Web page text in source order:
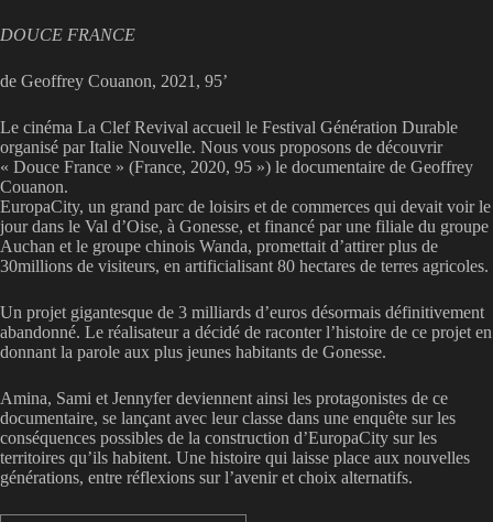
DOUCE FRANCE
de Geoffrey Couanon, 2021, 95’
Le cinéma La Clef Revival accueil le Festival Génération Durable
organisé par Italie Nouvelle. Nous vous proposons de découvrir
« Douce France » (France, 2020, 95 ») le documentaire de Geoffrey
Couanon.
EuropaCity, un grand parc de loisirs et de commerces qui devait voir le
jour dans le Val d’Oise, à Gonesse, et financé par une filiale du groupe
Auchan et le groupe chinois Wanda, promettait d’attirer plus de
30millions de visiteurs, en artificialisant 80 hectares de terres agricoles.
Un projet gigantesque de 3 milliards d’euros désormais définitivement
abandonné. Le réalisateur a décidé de raconter l’histoire de ce projet en
donnant la parole aux plus jeunes habitants de Gonesse.
Amina, Sami et Jennyfer deviennent ainsi les protagonistes de ce
documentaire, se lançant avec leur classe dans une enquête sur les
conséquences possibles de la construction d’EuropaCity sur les
territoires qu’ils habitent. Une histoire qui laisse place aux nouvelles
générations, entre réflexions sur l’avenir et choix alternatifs.